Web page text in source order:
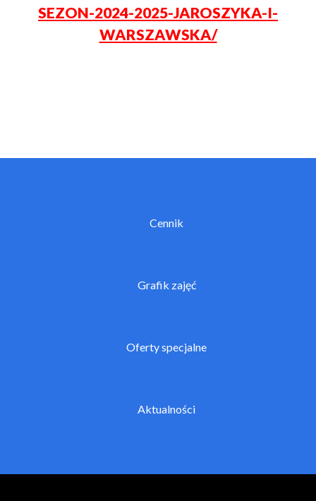
SEZON-2024-2025-JAROSZYKA-I-
WARSZAWSKA/
Cennik
Grafik zajęć
Oferty specjalne
Aktualności